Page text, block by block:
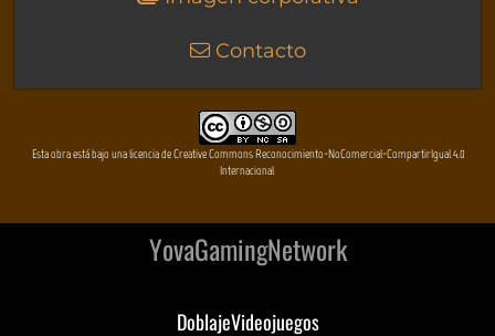
Contacto
Esta obra está bajo una licencia de Creative Commons Reconocimiento-NoComercial-CompartirIgual 4.0
Internacional
YovaGamingNetwork
DoblajeVideojuegos